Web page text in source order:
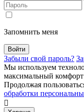
Запомнить меня
Забыли свой пароль?
Мы используем
максимальный
Продолжая
обработки